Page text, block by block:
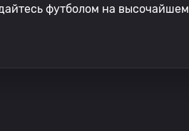
футболом на высочайшем